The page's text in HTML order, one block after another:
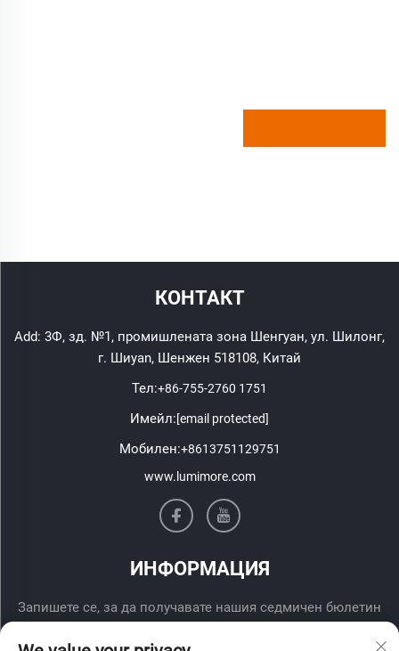
КОНТАКТ
Add: 3Ф, зд. №1, промишлената зона Шенгуан, ул. Шилонг,
г. Шиyan, Шенжен 518108, Китай
Тел:+86-755-2760 1751
Имейл:[email protected]
Мобилен:+8613751129751
www.lumimore.com
ИНФОРМАЦИЯ
Запишете се, за да получавате нашия седмичен бюлетин